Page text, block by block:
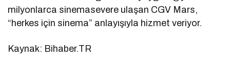
milyonlarca sinemasevere ulaşan CGV Mars,
“herkes için sinema” anlayışıyla hizmet veriyor.
Kaynak: Bihaber.TR